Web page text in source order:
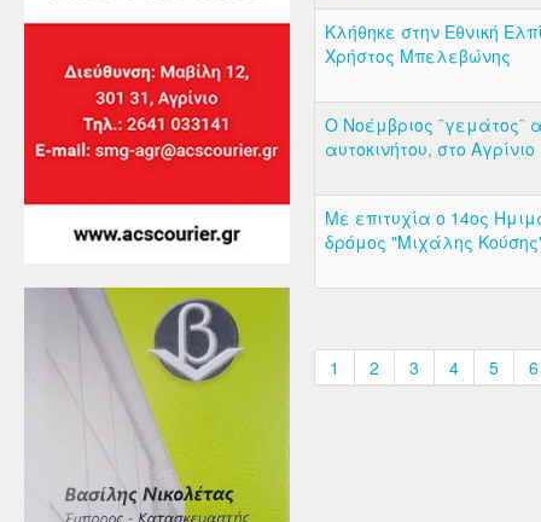
Κλήθηκε στην Εθνική
Χρήστος Μπελεβώνης
Ο Νοέμβριος ¨γεμάτος¨
αυτοκινήτου, στο Αγρίνιο
Με επιτυχία ο 14ος
δρόμος "Μιχάλης
1 2 3 4 5 6